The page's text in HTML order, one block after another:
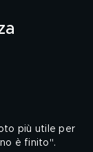
più utile per
è finito".